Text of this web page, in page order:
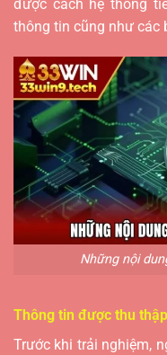
được cách hệ thống
thông tin cũng như các
Những nội
Thông tin được thu thập
Trước khi trải nghiệm,